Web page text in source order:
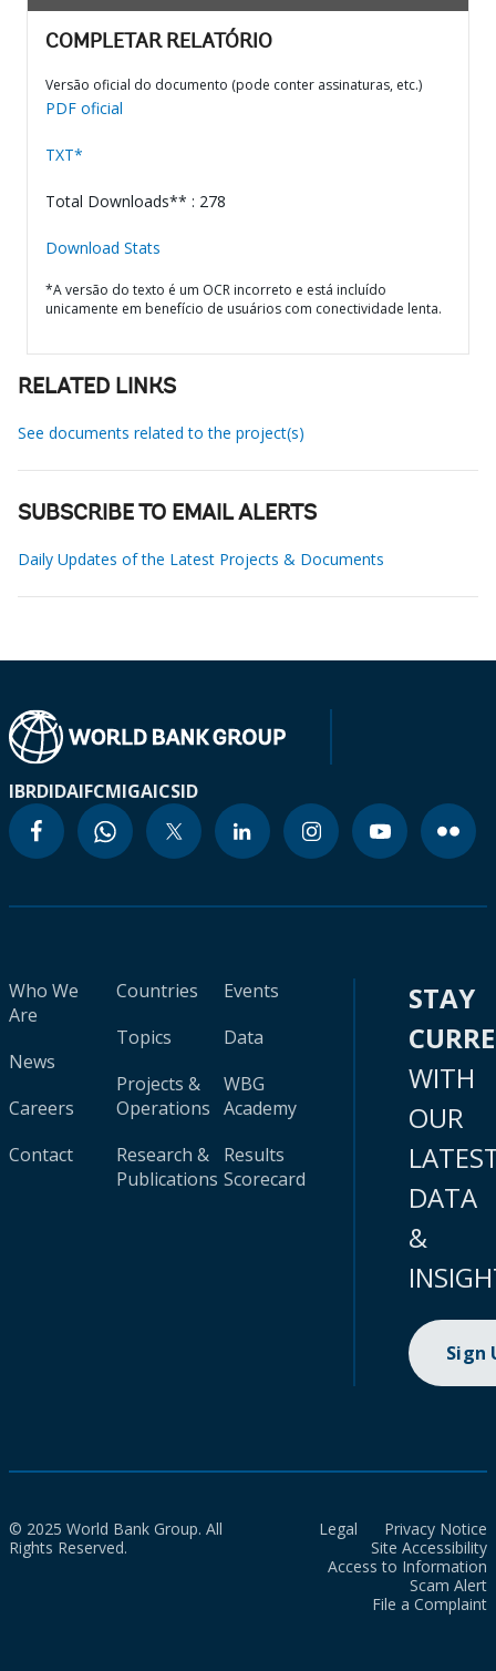
COMPLETAR RELATÓRIO
Versão oficial do documento (pode conter assinaturas, etc.)
PDF oficial
TXT*
Total Downloads** : 278
Download Stats
*A versão do texto é um OCR incorreto e está incluído
unicamente em benefício de usuários com conectividade lenta.
RELATED LINKS
See documents related to the project(s)
SUBSCRIBE TO EMAIL ALERTS
Daily Updates of the Latest Projects & Documents
IBRDIDAIFCMIGAICSID
Who We
Are
News
Careers
Contact
Countries
Topics
Projects &
Operations
Research &
Publications
Events
Data
WBG
Academy
Results
Scorecard
STAY
WITH
OUR
DATA
&
Sign
© 2025 World Bank Group. All
Rights Reserved.
Legal
Privacy Notice
Site Accessibility
Access to Information
Scam Alert
File a Complaint